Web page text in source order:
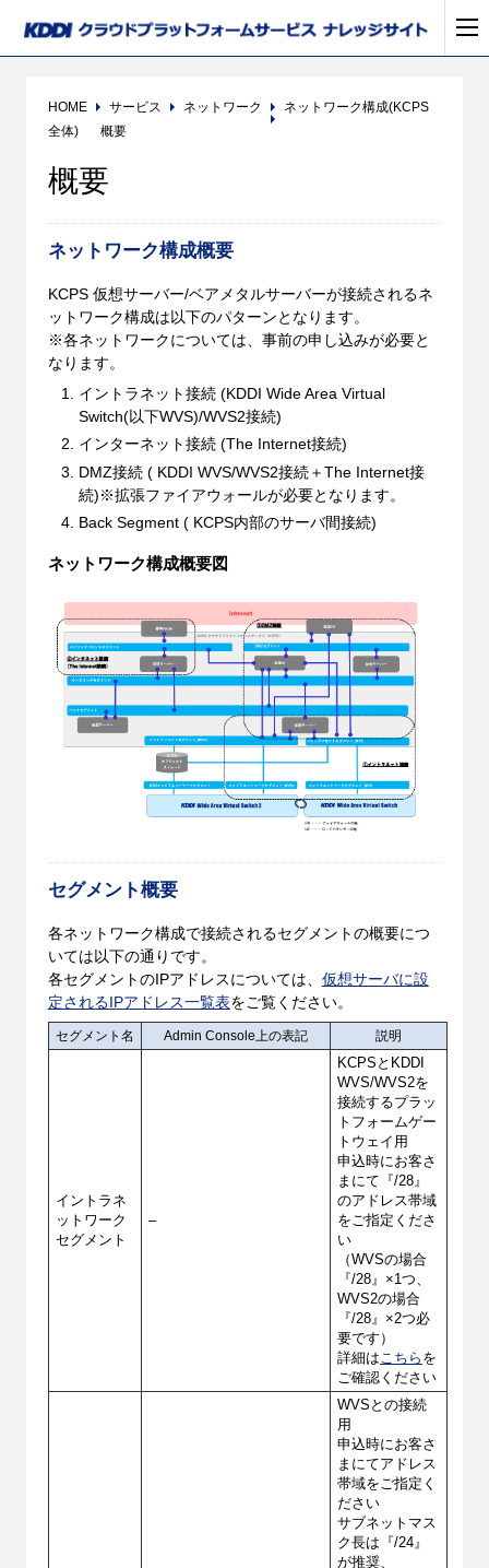
HOME サービス ネットワーク
ネットワーク構成(KCPS
全体)
概要
概要
ネットワーク構成概要
KCPS 仮想サーバー/ベアメタルサーバーが接続されるネ
ットワーク構成は以下のパターンとなります。
※各ネットワークについては、事前の申し込みが必要と
なります。
イントラネット接続 (KDDI Wide Area Virtual
Switch(以下WVS)/WVS2接続)
インターネット接続 (The Internet接続)
DMZ接続 ( KDDI WVS/WVS2接続＋The Internet接
続)※拡張ファイアウォールが必要となります。
Back Segment ( KCPS内部のサーバ間接続)
ネットワーク構成概要図
セグメント概要
各ネットワーク構成で接続されるセグメントの概要につ
いては以下の通りです。
各セグメントのIPアドレスについては、 仮想サーバに設
定されるIPアドレス一覧表をご覧ください。
セグメント名 Admin Console上の表記 説明
イントラネ
ットワーク
セグメント
–
KCPSとKDDI
WVS/WVS2を
接続するプラッ
トフォームゲー
トウェイ用
申込時にお客さ
まにて『/28』
のアドレス帯域
をご指定くださ
い
（WVSの場合
『/28』×1つ、
WVS2の場合
『/28』×2つ必
要です）
詳細はこちら を
ご確認ください
WVSとの接続
用
申込時にお客さ
まにてアドレス
帯域をご指定く
ださい
サブネットマス
ク長は『/24』
が推奨、